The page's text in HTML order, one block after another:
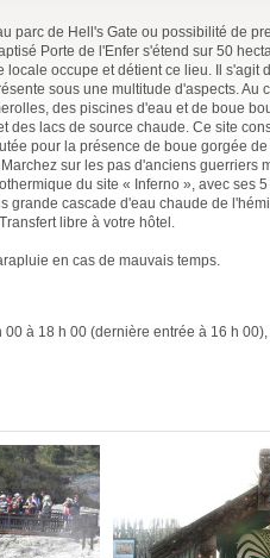
parc de Hell's Gate ou possibilité de
Porte de l'Enfer s'étend sur 50
occupe et détient ce lieu. Il
sous une multitude d'aspects. Au
des piscines d'eau et de boue
des lacs de source chaude. Ce site
pour la présence de boue gorgée
sur les pas d'anciens guerriers
du site « Inferno », avec ses
grande cascade d'eau chaude de
libre à votre hôtel.
en cas de mauvais temps.
à 18 h 00 (dernière entrée à 16 h